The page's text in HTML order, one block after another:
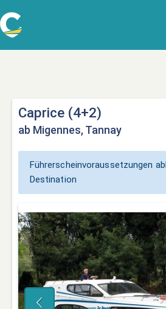
Caprice (4+2)
ab Migennes, Tannay
Führerscheinvoraussetzungen
Destination